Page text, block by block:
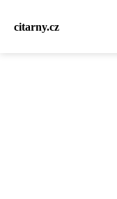
citarny.cz